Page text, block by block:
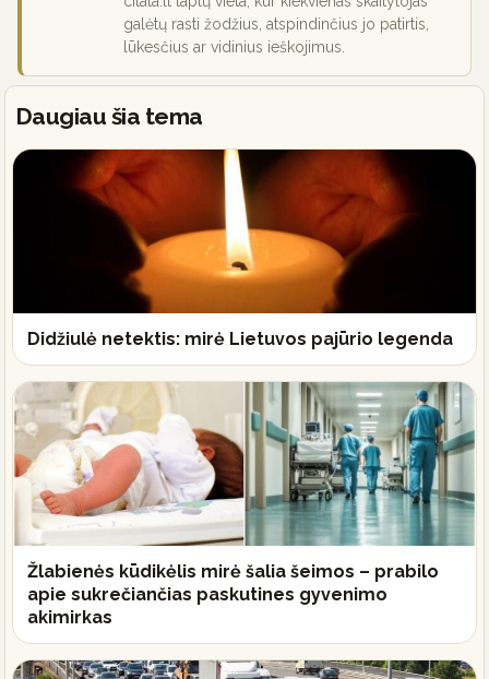
galėtų rasti žodžius, atspindinčius jo patirtis,
lūkesčius ar vidinius ieškojimus.
Daugiau šia tema
Didžiulė netektis: mirė Lietuvos pajūrio legenda
Žlabienės kūdikėlis mirė šalia šeimos – prabilo
apie sukrečiančias paskutines gyvenimo
akimirkas